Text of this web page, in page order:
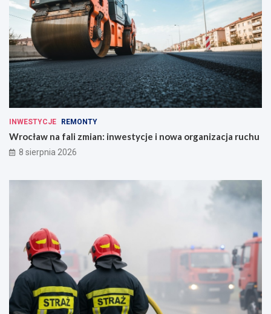
INWESTYCJE REMONTY
Wrocław na fali zmian: inwestycje i nowa organizacja ruchu
8 sierpnia 2026